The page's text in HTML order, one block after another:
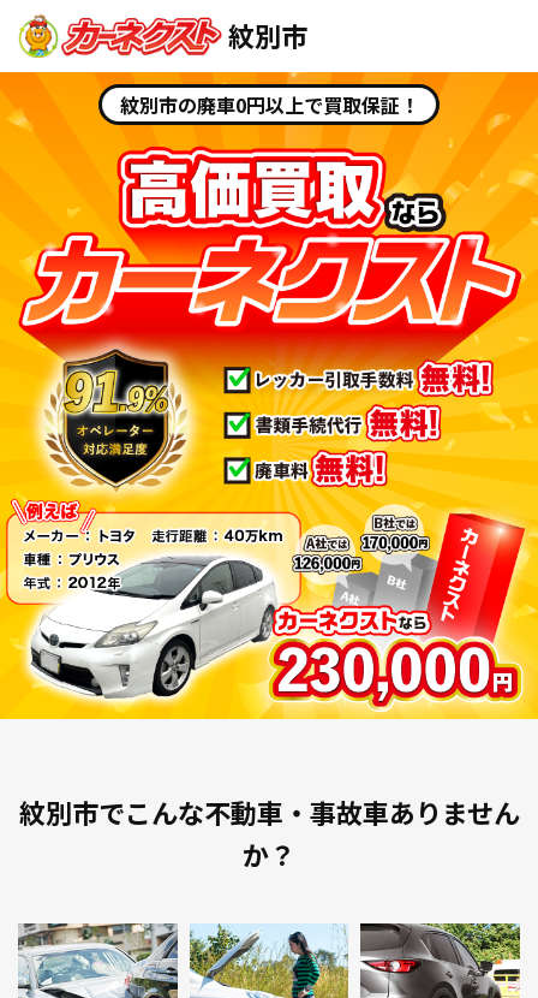
紋別市
紋別市の廃車0円以上で買取保証！
紋別市でこんな不動車・事故車ありません
か？